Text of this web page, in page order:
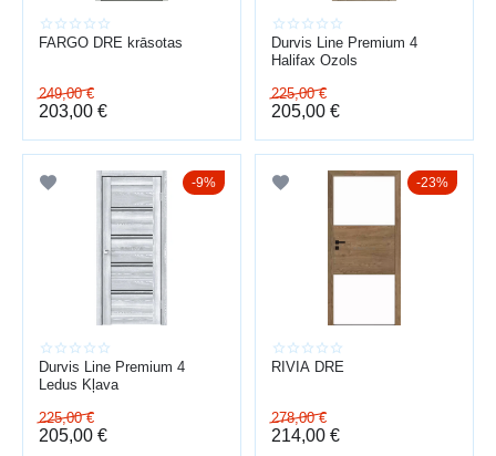
FARGO DRE krāsotas
249,00 €
203,00 €
Durvis Line Premium 4
Halifax Ozols
225,00 €
205,00 €
9%
Durvis Line Premium 4
Ledus Kļava
225,00 €
205,00 €
23%
RIVIA DRE
278,00 €
214,00 €